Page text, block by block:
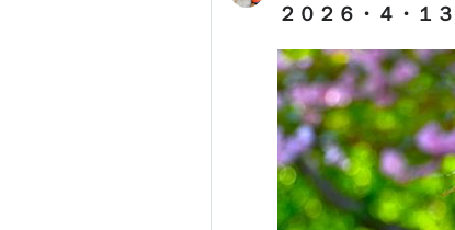
２０２６・４・１